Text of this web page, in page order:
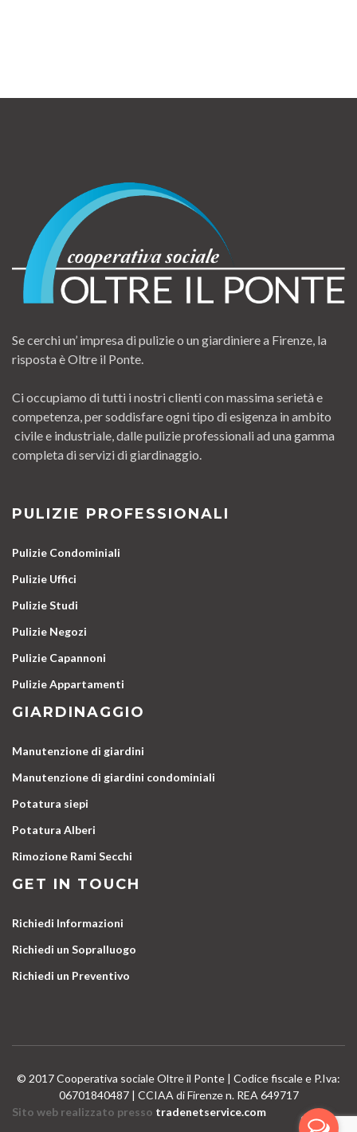
Se cerchi un’ impresa di pulizie o un giardiniere a Firenze, la
risposta è Oltre il Ponte.
Ci occupiamo di tutti i nostri clienti con massima serietà e
competenza, per soddisfare ogni tipo di esigenza in ambito
civile e industriale, dalle pulizie professionali ad una gamma
completa di servizi di giardinaggio.
PULIZIE PROFESSIONALI
Pulizie Condominiali
Pulizie Uffici
Pulizie Studi
Pulizie Negozi
Pulizie Capannoni
Pulizie Appartamenti
GIARDINAGGIO
Manutenzione di giardini
Manutenzione di giardini condominiali
Potatura siepi
Potatura Alberi
Rimozione Rami Secchi
GET IN TOUCH
Richiedi Informazioni
Richiedi un Sopralluogo
Richiedi un Preventivo
© 2017 Cooperativa sociale Oltre il Ponte | Codice fiscale e P.Iva:
06701840487 | CCIAA di Firenze n. REA 649717
Sito web realizzato presso tradenetservice.com